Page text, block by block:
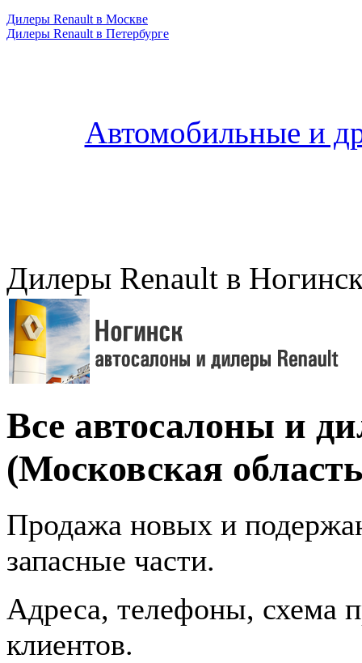
Дилеры Renault в Москве
Дилеры Renault в Петербурге
Автомобильные и
Дилеры Renault в
Все автосалоны и
(Московская
Продажа новых и
запасные части.
Адреса, телефоны, схема
клиентов.